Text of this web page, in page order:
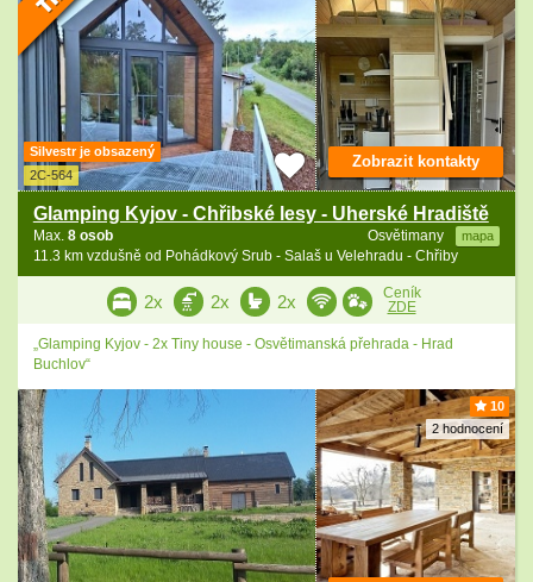
Silvestr je obsazený
2C-564
Glamping Kyjov - Chřibské lesy - Uherské Hradiště
Osvětimany mapa
Max. 8 osob
11.3 km vzdušně od Pohádkový Srub - Salaš u Velehradu - Chřiby
Zobrazit kontakty
2x 2x 2x
Ceník
ZDE
„Glamping Kyjov - 2x Tiny house - Osvětimanská přehrada - Hrad
Buchlov“
10
2 hodnocení